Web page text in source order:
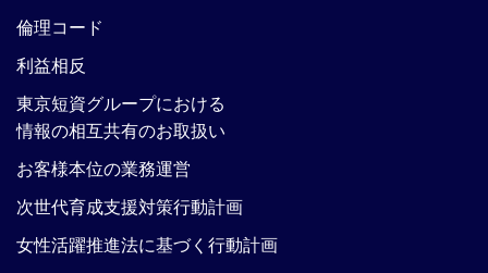
倫理コード
利益相反
東京短資グループにおける
情報の相互共有のお取扱い
お客様本位の業務運営
次世代育成支援対策行動計画
女性活躍推進法に基づく行動計画